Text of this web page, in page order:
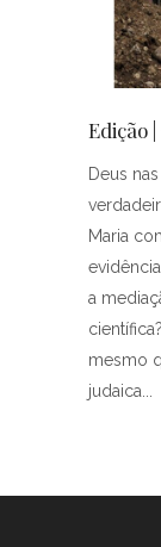
Edição
Deus
Maria
a
mesmo
judaica